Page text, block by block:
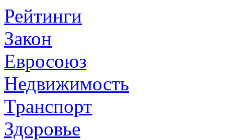
Рейтинги
Закон
Евросоюз
Недвижимость
Транспорт
Здоровье